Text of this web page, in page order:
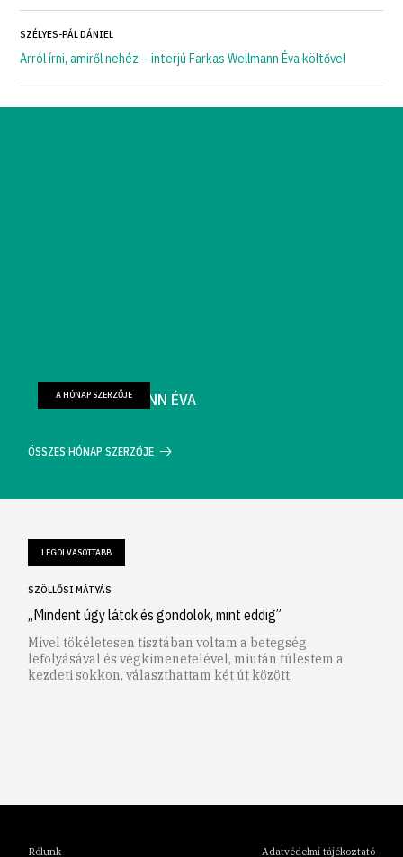
SZÉLYES-PÁL DÁNIEL
Arról írni, amiről nehéz – interjú Farkas Wellmann Éva költővel
FARKAS WELLMANN ÉVA
A HÓNAP SZERZŐJE
ÖSSZES HÓNAP SZERZŐJE
LEGOLVASOTTABB
SZÖLLŐSI MÁTYÁS
„Mindent úgy látok és gondolok, mint eddig”
Mivel tökéletesen tisztában voltam a betegség
lefolyásával és végkimenetelével, miután túlestem a
kezdeti sokkon, választhattam két út között.
Rólunk Adatvédelmi tájékoztató